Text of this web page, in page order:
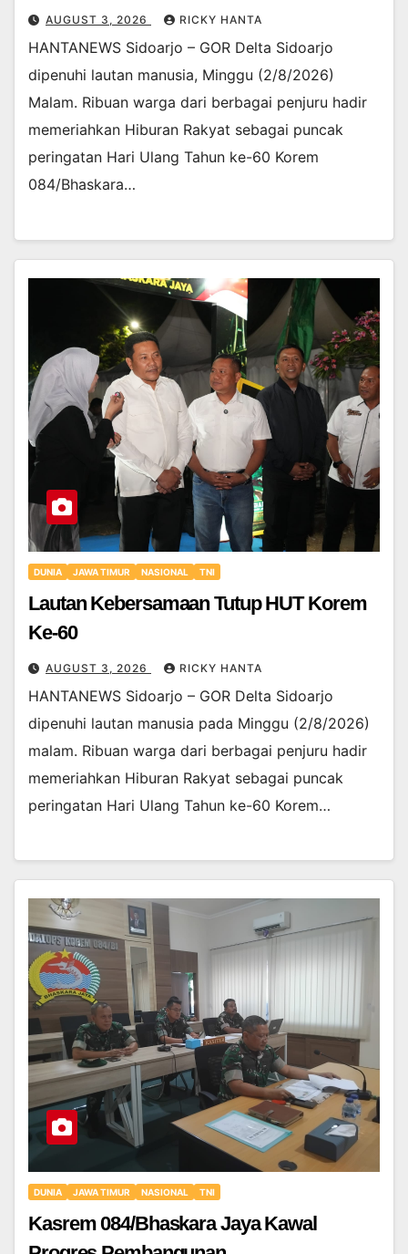
AUGUST 3, 2026 RICKY HANTA
HANTANEWS Sidoarjo – GOR Delta Sidoarjo
dipenuhi lautan manusia, Minggu (2/8/2026)
Malam. Ribuan warga dari berbagai penjuru hadir
memeriahkan Hiburan Rakyat sebagai puncak
peringatan Hari Ulang Tahun ke-60 Korem
084/Bhaskara…
DUNIA JAWA TIMUR NASIONAL TNI
Lautan Kebersamaan Tutup HUT Korem
Ke-60
AUGUST 3, 2026 RICKY HANTA
HANTANEWS Sidoarjo – GOR Delta Sidoarjo
dipenuhi lautan manusia pada Minggu (2/8/2026)
malam. Ribuan warga dari berbagai penjuru hadir
memeriahkan Hiburan Rakyat sebagai puncak
peringatan Hari Ulang Tahun ke-60 Korem…
DUNIA JAWA TIMUR NASIONAL TNI
Kasrem 084/Bhaskara Jaya Kawal